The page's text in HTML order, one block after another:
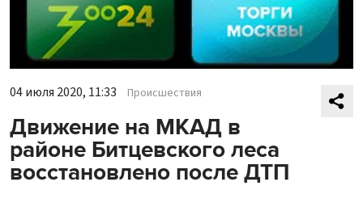
04 июля 2020, 11:33 Происшествия
Движение на МКАД в
районе Битцевского леса
восстановлено после ДТП